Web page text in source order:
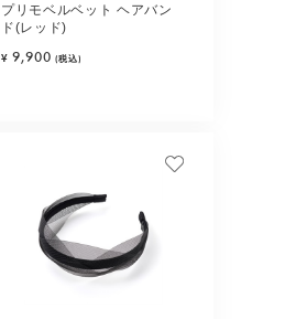
プリモベルベット ヘアバン
ド(レッド)
¥ 9,900 (税込)